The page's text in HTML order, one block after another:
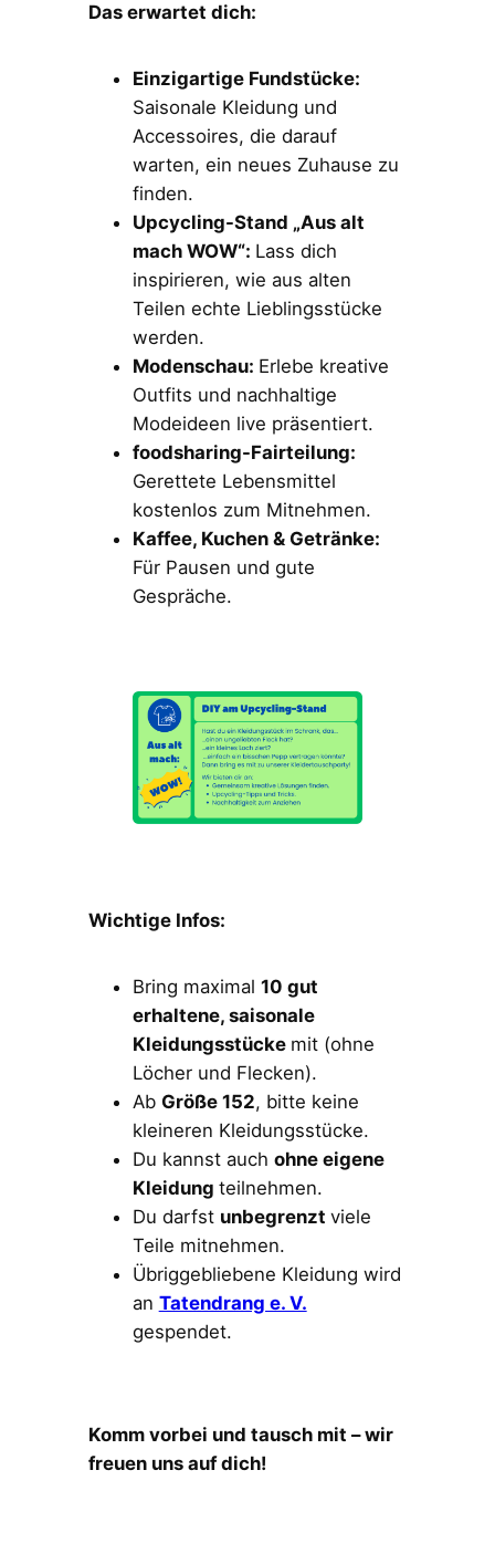
Das erwartet dich:
Einzigartige Fundstücke:
Saisonale Kleidung und
Accessoires, die darauf
warten, ein neues Zuhause zu
finden.
Upcycling-Stand „Aus alt
mach WOW“: Lass dich
inspirieren, wie aus alten
Teilen echte Lieblingsstücke
werden.
Modenschau: Erlebe kreative
Outfits und nachhaltige
Modeideen live präsentiert.
foodsharing-Fairteilung:
Gerettete Lebensmittel
kostenlos zum Mitnehmen.
Kaffee, Kuchen & Getränke:
Für Pausen und gute
Gespräche.
Wichtige Infos:
Bring maximal 10 gut
erhaltene, saisonale
Kleidungsstücke mit (ohne
Löcher und Flecken).
Ab Größe 152, bitte keine
kleineren Kleidungsstücke.
Du kannst auch ohne eigene
Kleidung teilnehmen.
Du darfst unbegrenzt viele
Teile mitnehmen.
Übriggebliebene Kleidung wird
an Tatendrang e. V.
gespendet.
Komm vorbei und tausch mit – wir
freuen uns auf dich!